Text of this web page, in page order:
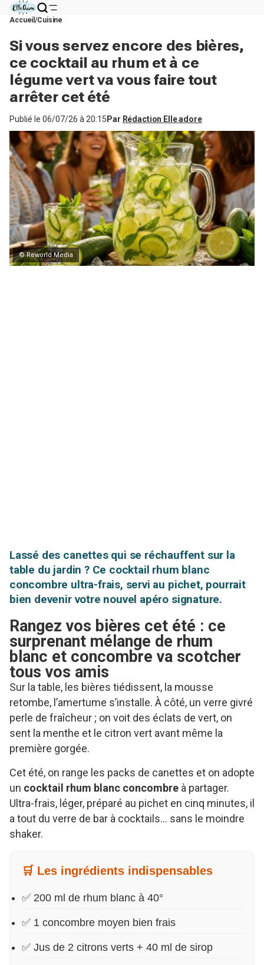
Accueil Cuisine
Si vous servez encore des bières,
ce cocktail au rhum et à ce
légume vert va vous faire tout
arrêter cet été
Publié le 06/07/26 à 20:15 Par Rédaction Elle adore
© Reworld Media
Lassé des canettes qui se réchauffent sur la
table du jardin ? Ce cocktail rhum blanc
concombre ultra-frais, servi au pichet, pourrait
bien devenir votre nouvel apéro signature.
Rangez vos bières cet été : ce
surprenant mélange de rhum
blanc et concombre va scotcher
tous vos amis
Sur la table, les bières tiédissent, la mousse
retombe, l’amertume s’installe. À côté, un verre givré
perle de fraîcheur ; on voit des éclats de vert, on
sent la menthe et le citron vert avant même la
première gorgée.
Cet été, on range les packs de canettes et on adopte
un cocktail rhum blanc concombre à partager.
Ultra-frais, léger, préparé au pichet en cinq minutes, il
a tout du verre de bar à cocktails… sans le moindre
shaker.
🛒 Les ingrédients indispensables
✅ 200 ml de rhum blanc à 40°
✅ 1 concombre moyen bien frais
✅ Jus de 2 citrons verts + 40 ml de sirop